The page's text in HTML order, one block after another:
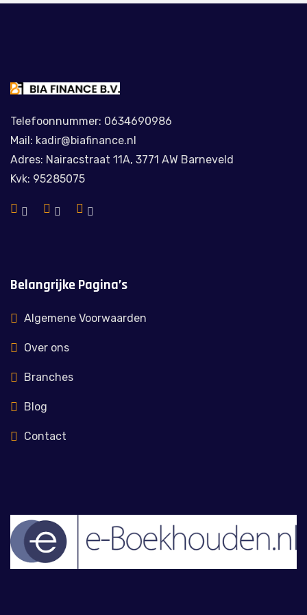
Telefoonnummer: 0634690986
Mail: kadir@biafinance.nl
Adres: Nairacstraat 11A, 3771 AW Barneveld
Kvk: 95285075
Belangrijke Pagina’s
Algemene Voorwaarden
Over ons
Branches
Blog
Contact